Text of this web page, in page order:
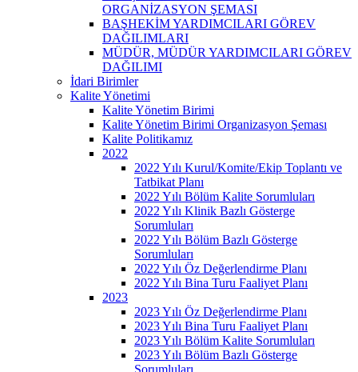
ORGANİZASYON ŞEMASI
BAŞHEKİM YARDIMCILARI GÖREV
DAĞILIMLARI
MÜDÜR, MÜDÜR YARDIMCILARI GÖREV
DAĞILIMI
İdari Birimler
Kalite Yönetimi
Kalite Yönetim Birimi
Kalite Yönetim Birimi Organizasyon Şeması
Kalite Politikamız
2022
2022 Yılı Kurul/Komite/Ekip Toplantı ve
Tatbikat Planı
2022 Yılı Bölüm Kalite Sorumluları
2022 Yılı Klinik Bazlı Gösterge
Sorumluları
2022 Yılı Bölüm Bazlı Gösterge
Sorumluları
2022 Yılı Öz Değerlendirme Planı
2022 Yılı Bina Turu Faaliyet Planı
2023
2023 Yılı Öz Değerlendirme Planı
2023 Yılı Bina Turu Faaliyet Planı
2023 Yılı Bölüm Kalite Sorumluları
2023 Yılı Bölüm Bazlı Gösterge
Sorumluları